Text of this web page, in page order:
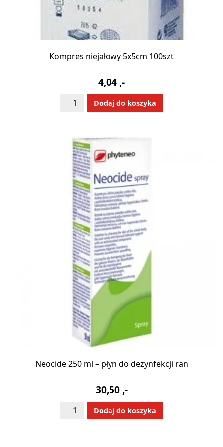
Kompres niejałowy 5x5cm 100szt
4,04 ,-
ilość
Kompres
5x5cm
100szt
Dodaj do koszyka
Alternative:
Neocide 250 ml – płyn do dezynfekcji ran
30,50 ,-
ilość
Neocide
Dodaj do koszyka
Alternative: